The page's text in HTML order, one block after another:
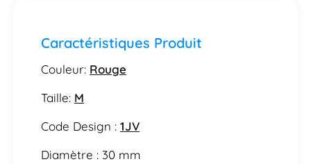
Caractéristiques Produit
Couleur: Rouge
Taille: M
Code Design : 1JV
Diamètre : 30 mm